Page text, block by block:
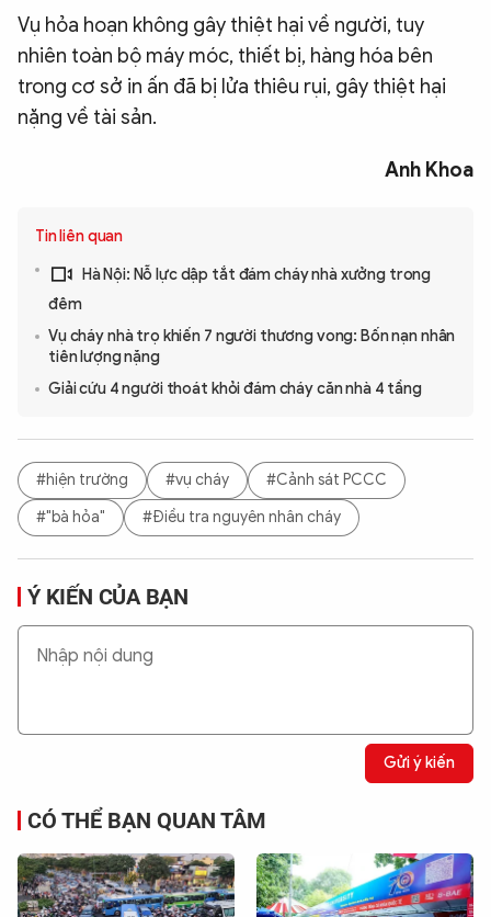
Vụ hỏa hoạn không gây thiệt hại về người, tuy
nhiên toàn bộ máy móc, thiết bị, hàng hóa bên
trong cơ sở in ấn đã bị lửa thiêu rụi, gây thiệt hại
nặng về tài sản.
Anh Khoa
Tin liên quan
Hà Nội: Nỗ lực dập tắt đám cháy nhà xưởng trong
đêm
Vụ cháy nhà trọ khiến 7 người thương vong: Bốn nạn nhân
tiên lượng nặng
Giải cứu 4 người thoát khỏi đám cháy căn nhà 4 tầng
#hiện trường #vụ cháy
#Cảnh sát PCCC
#"bà hỏa"
#Điều tra nguyên nhân cháy
Ý KIẾN CỦA BẠN
Gửi ý kiến
CÓ THỂ BẠN QUAN TÂM